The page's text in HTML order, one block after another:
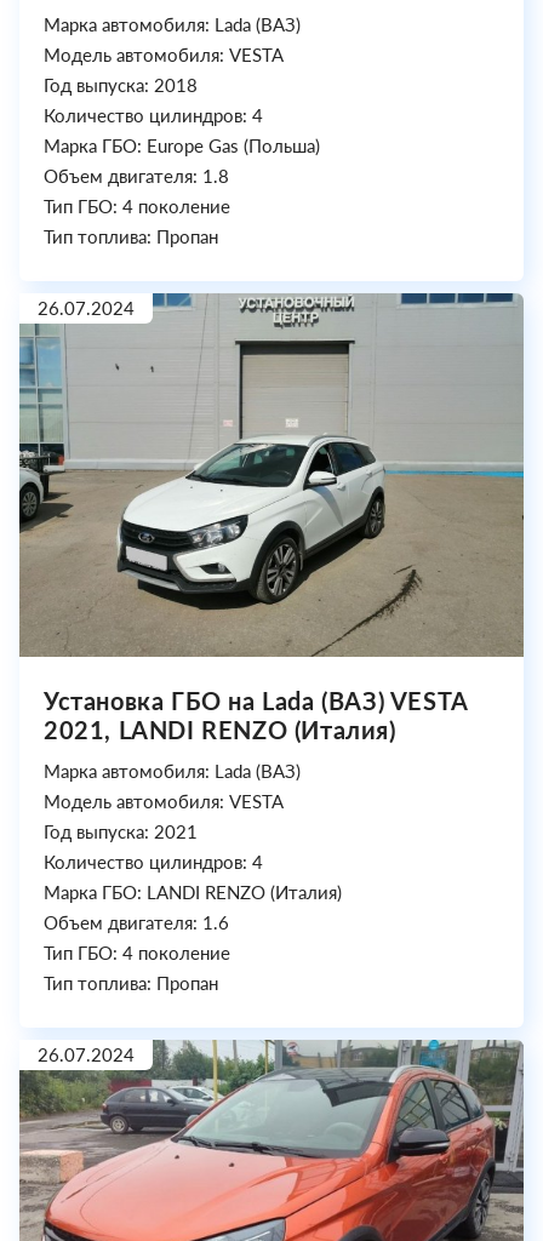
Марка автомобиля: Lada (ВАЗ)
Модель автомобиля: VESTA
Год выпуска: 2018
Количество цилиндров: 4
Марка ГБО: Europe Gas (Польша)
Объем двигателя: 1.8
Тип ГБО: 4 поколение
Тип топлива: Пропан
26.07.2024
Установка ГБО на Lada (ВАЗ) VESTA
2021, LANDI RENZO (Италия)
Марка автомобиля: Lada (ВАЗ)
Модель автомобиля: VESTA
Год выпуска: 2021
Количество цилиндров: 4
Марка ГБО: LANDI RENZO (Италия)
Объем двигателя: 1.6
Тип ГБО: 4 поколение
Тип топлива: Пропан
26.07.2024